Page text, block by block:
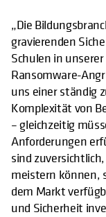
„Die
gravierenden
Schulen in
Ransomware-
uns einer ständig
Komplexität von
– gleichzeitig
Anforderungen
sind
meistern können,
dem Markt
und Sicherheit